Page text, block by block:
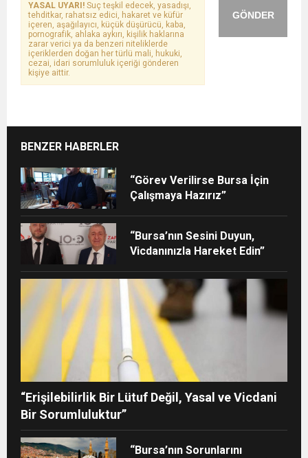
GÖNDER
YASAL UYARI! Suç teşkil edecek, yasadışı,
tehditkar, rahatsız edici, hakaret ve küfür
içeren, aşağılayıcı, küçük düşürücü, kaba,
pornografik, ahlaka aykırı, kişilik haklarına
zarar verici ya da benzeri niteliklerde
içeriklerden doğan her türlü mali, hukuki,
cezai, idari sorumluluk içeriği gönderen
kişiye aittir.
BENZER HABERLER
“Görev Verilirse Bursa İçin
Çalışmaya Hazırız”
“Bursa’nın Sesini Duyun,
Vicdanınızla Hareket Edin”
“Erişilebilirlik Bir Lütuf Değil, Yasal ve Vicdani
Bir Sorumluluktur”
“Bursa’nın Sorunlarını